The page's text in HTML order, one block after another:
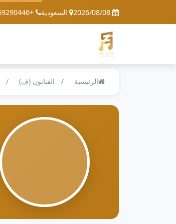
السعودية +966559290446
الرئيسية الفنانون (ف)